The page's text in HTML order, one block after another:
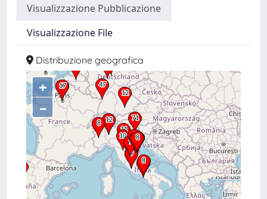
Visualizzazione Pubblicazione
Visualizzazione File
Distribuzione geografica
+
–